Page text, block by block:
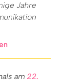
Jahre
am 22.